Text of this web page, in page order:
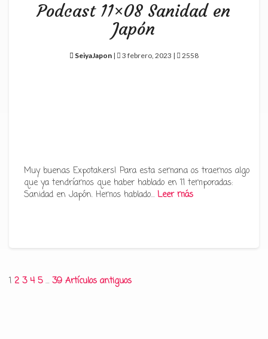
Podcast 11×08 Sanidad en
Japón
SeiyaJapon | 3 febrero, 2023 | 2558
Muy buenas Expotakers! Para esta semana os traemos algo
que ya tendríamos que haber hablado en 11 temporadas:
Sanidad en Japón. Hemos hablado… Leer más
Paginación
1 2 3 4 5 … 39 Artículos antiguos